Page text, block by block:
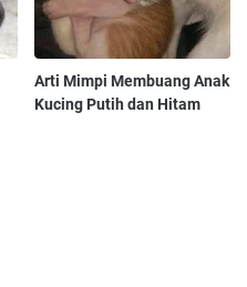
Arti Mimpi Membuang Anak
Kucing Putih dan Hitam